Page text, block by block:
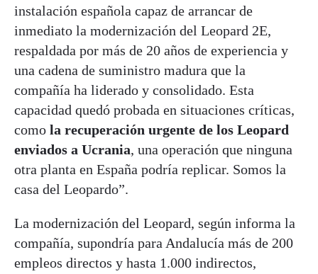
instalación española capaz de arrancar de
inmediato la modernización del Leopard 2E,
respaldada por más de 20 años de experiencia y
una cadena de suministro madura que la
compañía ha liderado y consolidado. Esta
capacidad quedó probada en situaciones críticas,
como la recuperación urgente de los Leopard
enviados a Ucrania, una operación que ninguna
otra planta en España podría replicar. Somos la
casa del Leopardo”.
La modernización del Leopard, según informa la
compañía, supondría para Andalucía más de 200
empleos directos y hasta 1.000 indirectos,